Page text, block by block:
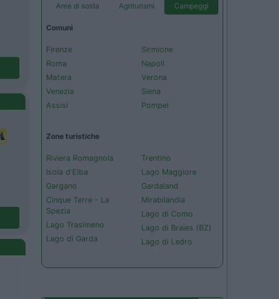
Aree di sosta Agriturismi Campeggi
Comuni
Firenze
Roma
Matera
Venezia
Assisi
Sirmione
Napoli
Verona
Siena
Pompei
Zone turistiche
Riviera Romagnola
Isola d'Elba
Gargano
Cinque Terre - La
Spezia
Lago Trasimeno
Lago di Garda
Trentino
Lago Maggiore
Gardaland
Mirabilandia
Lago di Como
Lago di Braies (BZ)
Lago di Ledro